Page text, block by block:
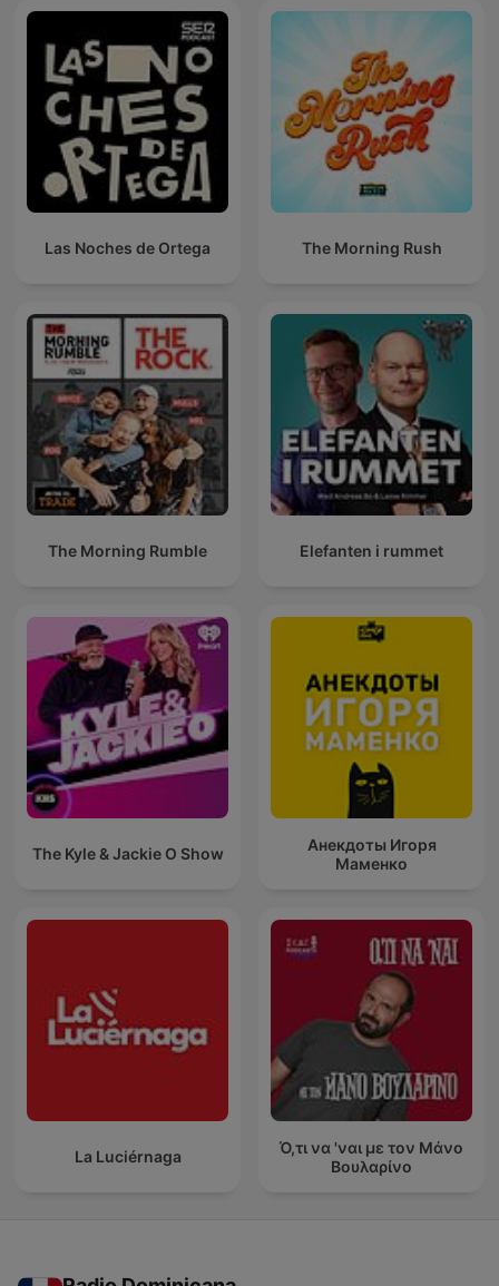
Las Noches de Ortega The Morning Rush
The Morning Rumble Elefanten i rummet
The Kyle & Jackie O Show
Анекдоты Игоря
Маменко
La Luciérnaga
Ό,τι να 'ναι με τον Μάνο
Βουλαρίνο